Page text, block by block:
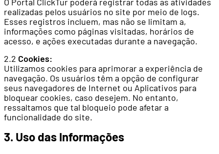
realizadas pelos usuários no site por meio de logs.
Esses registros incluem, mas não se limitam a,
informações como páginas visitadas, horários de
acesso, e ações executadas durante a navegação.
2.2 Cookies:
Utilizamos cookies para aprimorar a experiência de
navegação. Os usuários têm a opção de configurar
seus navegadores de Internet ou Aplicativos para
bloquear cookies, caso desejem. No entanto,
ressaltamos que tal bloqueio pode afetar a
funcionalidade do site.
3. Uso das Informações